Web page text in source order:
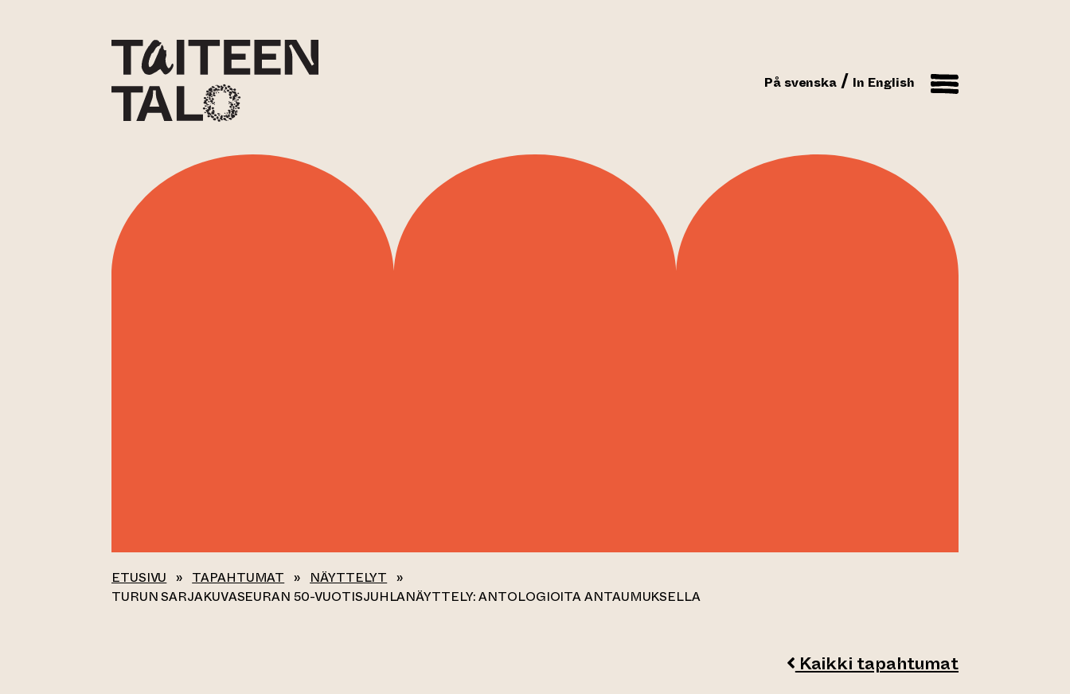
På svenska In English
ETUSIVU » TAPAHTUMAT » NÄYTTELYT »
TURUN SARJAKUVASEURAN 50-VUOTIS­JUHLANÄYTTELY: ANTOLOGIOITA ANTAUMUKSELLA
Kaikki tapahtumat